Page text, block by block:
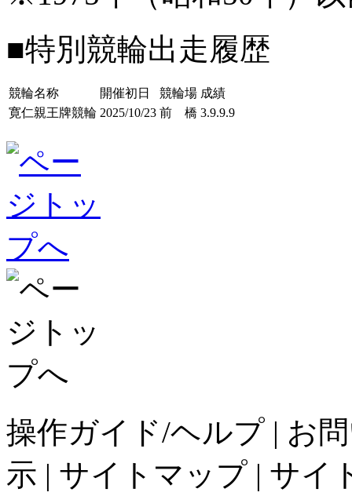
■特別競輪出走履歴
競輪名称 開催初日 競輪場 成績
寛仁親王牌競輪 2025/10/23 前 橋 3.9.9.9
操作ガイド/ヘルプ | お
示 | サイトマップ | サイ